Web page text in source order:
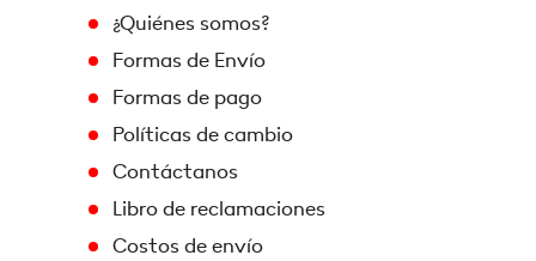
¿Quiénes somos?
Formas de Envío
Formas de pago
Políticas de cambio
Contáctanos
Libro de reclamaciones
Costos de envío